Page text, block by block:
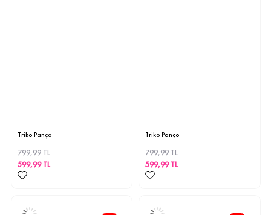
Triko Panço
599,99 TL
799,99 TL
Triko Panço
599,99 TL
799,99 TL